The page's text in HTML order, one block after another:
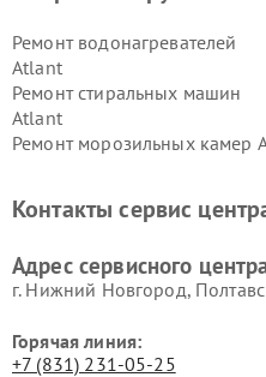
Ремонт водонагревателей
Atlant
Ремонт стиральных машин
Atlant
Ремонт морозильных камер
Контакты сервис
Адрес сервисного
г. Нижний Новгород,
Горячая линия:
+7 (831) 231-05-25